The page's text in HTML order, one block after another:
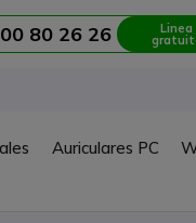
80 26 26 Linea
Auriculares PC